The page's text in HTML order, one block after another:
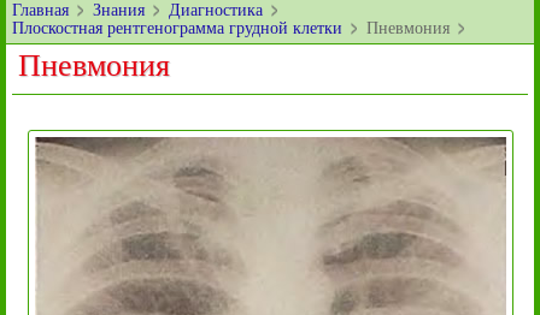
Главная Знания
Диагностика
Плоскостная рентгенограмма грудной клетки
Пневмония
Пневмония